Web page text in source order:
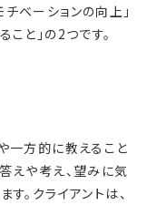
ベーションの向上」
と」の2つです。
一方的に教えること
えや考え、望みに気
。クライアントは、